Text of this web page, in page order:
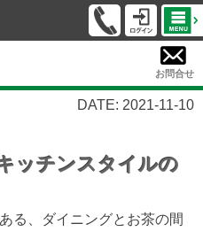
お問合せ
DATE: 2021-11-10
ッチンスタイルの
る、ダイニングとお茶の間